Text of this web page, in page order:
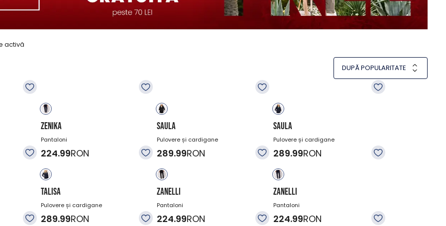
activă
DUPĂ POPULARITATE
ZENIKA
Pantaloni
224.99RON
SAULA
Pulovere și cardigane
289.99RON
SAULA
Pulovere și cardigane
289.99RON
TALISA
Pulovere și cardigane
289.99RON
ZANELLI
Pantaloni
224.99RON
ZANELLI
Pantaloni
224.99RON